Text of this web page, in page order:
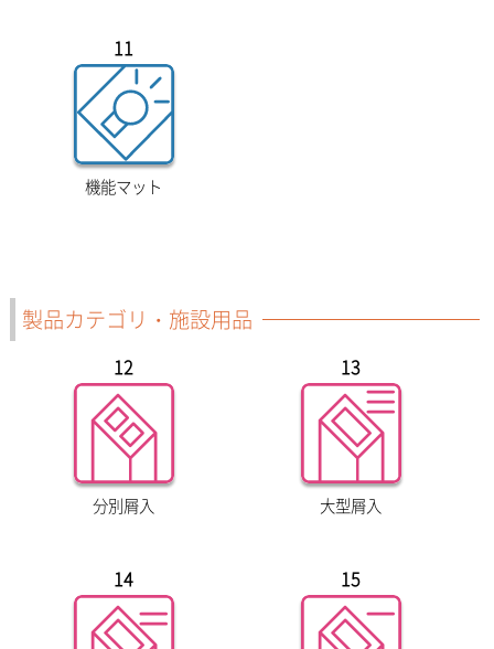
11
機能マット
製品カテゴリ・施設用品
12
分別屑入
13
大型屑入
14 15